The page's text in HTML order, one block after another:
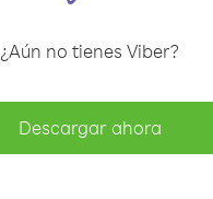
¿Aún no tienes Viber?
Descargar ahora